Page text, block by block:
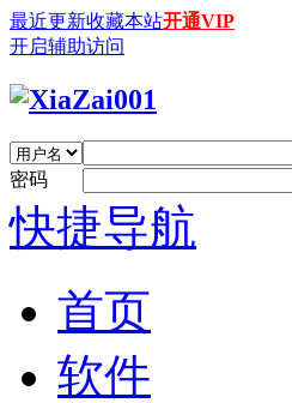
最近更新收藏本站开通VIP
开启辅助访问
密码
快捷导航
首页
软件